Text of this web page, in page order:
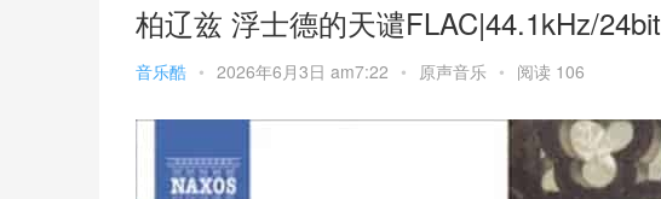
柏辽兹 浮士德的天谴FLAC|44.1kHz/24bit
音乐酷 • 2026年6月3日 am7:22 • 原声音乐 • 阅读 106